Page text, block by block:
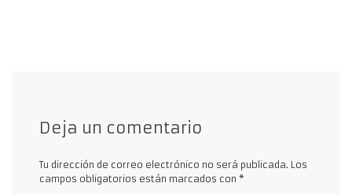
Deja un comentario
Tu dirección de correo electrónico no será publicada. Los
campos obligatorios están marcados con *